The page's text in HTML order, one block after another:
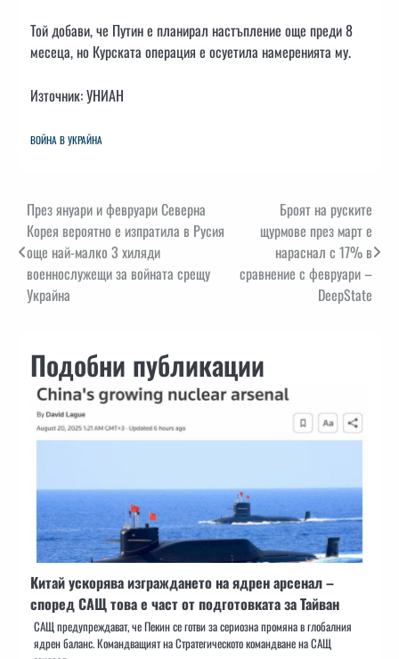
Той добави, че Путин е планирал настъпление още преди 8
месеца, но Курската операция е осуетила намеренията му.
Източник: УНИАН
ВОЙНА В УКРАЙНА
Навигация
През януари и февруари Северна
Корея вероятно е изпратила в Русия
още най-малко 3 хиляди
военнослужещи за войната срещу
Украйна
Броят на руските
щурмове през март е
нараснал с 17% в
сравнение с февруари –
DeepState
Подобни публикации
Китай ускорява изграждането на ядрен арсенал –
според САЩ това е част от подготовката за Тайван
САЩ предупреждават, че Пекин се готви за сериозна промяна в глобалния
ядрен баланс. Командващият на Стратегическото командване на САЩ